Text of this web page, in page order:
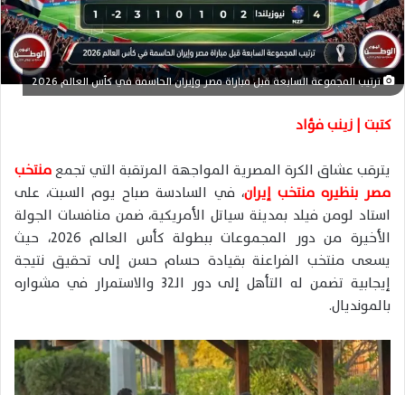
ل
ك
ت
ر
و
ن
ا
ترتيب المجموعة السابعة قبل مباراة مصر وإيران الحاسمة في كأس العالم 2026
كتبت | زينب فؤاد
يترقب عشاق الكرة المصرية المواجهة المرتقبة التي تجمعمنتخب
مصر بنظيره منتخب إيران، في السادسة صباح يوم السبت، على
استاد لومن فيلد بمدينة سياتل الأمريكية، ضمن منافسات الجولة
الأخيرة من دور المجموعات ببطولة كأس العالم 2026، حيث
يسعى منتخب الفراعنة بقيادة حسام حسن إلى تحقيق نتيجة
إيجابية تضمن له التأهل إلى دور الـ32 والاستمرار في مشواره
بالمونديال.